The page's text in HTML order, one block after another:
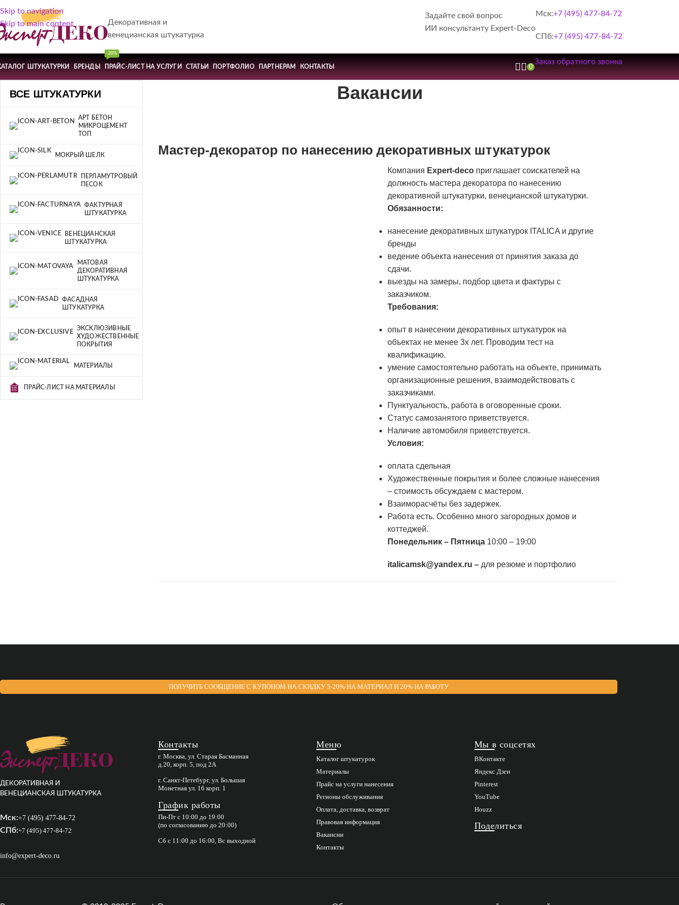
Skip to navigation
Skip to main content
Декоративная и
венецианская штукатурка
Задайте свой вопрос
ИИ консультанту Expert-Deco
Мск:+7 (495) 477-84-72
СПб:+7 (495) 477-84-72
ШТУКАТУРКИ БРЕНДЫ ПРАЙС-ЛИСТ НА УСЛУГИ
-20%
СТАТЬИ ПОРТФОЛИО ПАРТНЕРАМ КОНТАКТЫ 0
Заказ обратного звонка
ВСЕ ШТУКАТУРКИ
АРТ БЕТОН
МИКРОЦЕМЕНТ
ТОП
МОКРЫЙ ШЕЛК
ПЕРЛАМУТРОВЫЙ
ПЕСОК
ФАКТУРНАЯ
ШТУКАТУРКА
ВЕНЕЦИАНСКАЯ
ШТУКАТУРКА
МАТОВАЯ
ДЕКОРАТИВНАЯ
ШТУКАТУРКА
ФАСАДНАЯ
ШТУКАТУРКА
ЭКСКЛЮЗИВНЫЕ
ХУДОЖЕСТВЕННЫЕ
ПОКРЫТИЯ
МАТЕРИАЛЫ
ПРАЙС-ЛИСТ НА МАТЕРИАЛЫ
Вакансии
Мастер-декоратор по нанесению декоративных штукатурок
Компания Expert-deco приглашает соискателей на
должность мастера декоратора по нанесению
декоративной штукатурки, венецианской штукатурки.
Обязанности:
нанесение декоративных штукатурок ITALICA и другие
бренды
ведение объекта нанесения от принятия заказа до
сдачи.
выезды на замеры, подбор цвета и фактуры с
заказчиком.
Требования:
опыт в нанесении декоративных штукатурок на
объектах не менее 3х лет. Проводим тест на
квалификацию.
умение самостоятельно работать на объекте, принимать
организационные решения, взаимодействовать с
заказчиками.
Пунктуальность, работа в оговоренные сроки.
Статус самозанятого приветствуется.
Наличие автомобиля приветствуется.
Условия:
оплата сдельная
Художественные покрытия и более сложные нанесения
– стоимость обсуждаем с мастером.
Взаиморасчёты без задержек.
Работа есть. Особенно много загородных домов и
коттеджей.
Понедельник – Пятница 10:00 – 19:00
italicamsk@yandex.ru – для резюме и портфолио
ПОЛУЧИТЬ СООБЩЕНИЕ С КУПОНОМ НА СКИДКУ 5-20% НА МАТЕРИАЛ И 20% НА РАБОТУ
ДЕКОРАТИВНАЯ И
ВЕНЕЦИАНСКАЯ ШТУКАТУРКА
Мск:+7 (495) 477-84-72
СПб:+7 (495) 477-84-72
info@expert-deco.ru
Контакты
г. Москва, ул. Старая Басманная
д.20, корп. 5, под 2А
г. Санкт-Петебург, ул. Большая
Монетная ул. 16 корп. 1
График работы
Пн-Пт с 10:00 до 19:00
(по согласованию до 20:00)
Сб с 11:00 до 16:00, Вс выходной
Меню
Каталог штукатурок
Материалы
Прайс на услуги нанесения
Регионы обслуживания
Оплата, доставка, возврат
Правовая информация
Вакансии
Контакты
Мы в соцсетях
ВКонтакте
Яндекс Дзен
Pinterest
YouTube
Houzz
Поделиться